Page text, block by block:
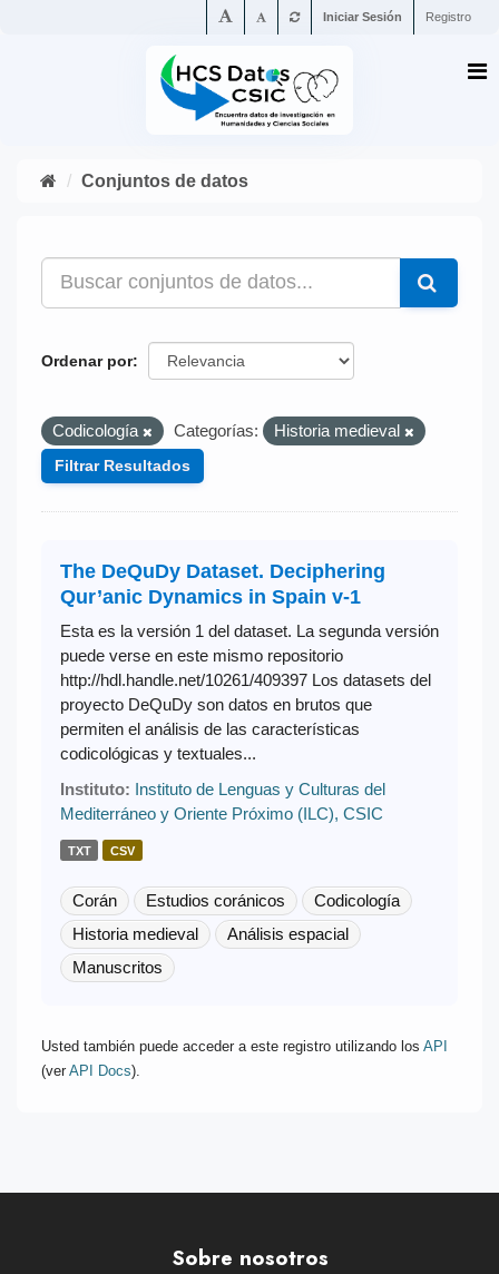
Iniciar Sesión Registro
Conjuntos de datos
Ordenar por
Codicología Categorías: Historia medieval
Filtrar Resultados
The DeQuDy Dataset. Deciphering
Qur’anic Dynamics in Spain v-1
Esta es la versión 1 del dataset. La segunda versión
puede verse en este mismo repositorio
http://hdl.handle.net/10261/409397 Los datasets del
proyecto DeQuDy son datos en brutos que
permiten el análisis de las características
codicológicas y textuales...
Instituto: Instituto de Lenguas y Culturas del
Mediterráneo y Oriente Próximo (ILC), CSIC
TXT CSV
Corán Estudios coránicos
Codicología
Historia medieval
Análisis espacial
Manuscritos
Usted también puede acceder a este registro utilizando los API
(ver API Docs).
Sobre nosotros